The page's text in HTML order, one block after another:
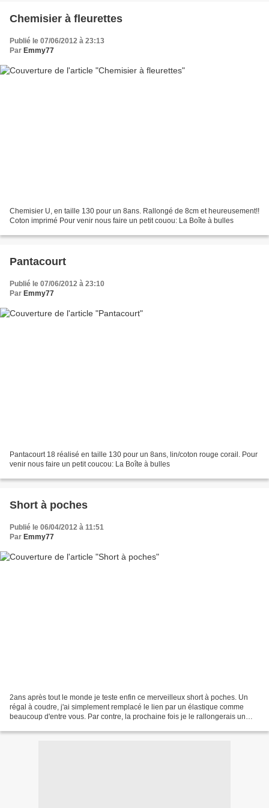
Chemisier à fleurettes
Publié le 07/06/2012 à 23:13
Par Emmy77
Chemisier U, en taille 130 pour un 8ans. Rallongé de 8cm et heureusement!!
Coton imprimé Pour venir nous faire un petit couou: La Boîte à bulles
Pantacourt
Publié le 07/06/2012 à 23:10
Par Emmy77
Pantacourt 18 réalisé en taille 130 pour un 8ans, lin/coton rouge corail. Pour
venir nous faire un petit coucou: La Boîte à bulles
Short à poches
Publié le 06/04/2012 à 11:51
Par Emmy77
2ans après tout le monde je teste enfin ce merveilleux short à poches. Un
régal à coudre, j'ai simplement remplacé le lien par un élastique comme
beaucoup d'entre vous. Par contre, la prochaine fois je le rallongerais un